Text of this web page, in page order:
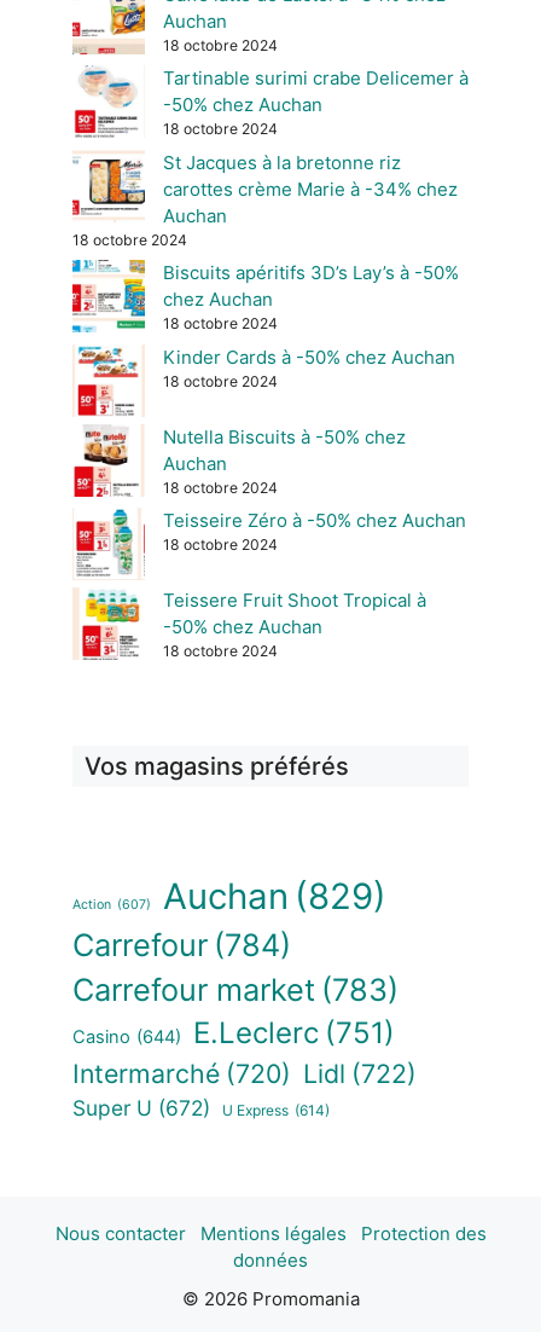
Auchan
18 octobre 2024
Tartinable surimi crabe Delicemer à
-50% chez Auchan
18 octobre 2024
St Jacques à la bretonne riz
carottes crème Marie à -34% chez
Auchan
18 octobre 2024
Biscuits apéritifs 3D’s Lay’s à -50%
chez Auchan
18 octobre 2024
Kinder Cards à -50% chez Auchan
18 octobre 2024
Nutella Biscuits à -50% chez
Auchan
18 octobre 2024
Teisseire Zéro à -50% chez Auchan
18 octobre 2024
Teissere Fruit Shoot Tropical à
-50% chez Auchan
18 octobre 2024
Vos magasins préférés
Action (607) Auchan (829)
Carrefour (784)
Carrefour market (783)
Casino (644) E.Leclerc (751)
Intermarché (720) Lidl (722)
Super U (672) U Express (614)
Nous contacter Mentions légales
Protection des
données
© 2026 Promomania